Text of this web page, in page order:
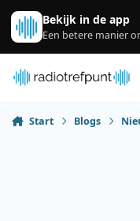
Spring naar bijdragen
Bekijk in de app
Een betere manier
Start Blogs